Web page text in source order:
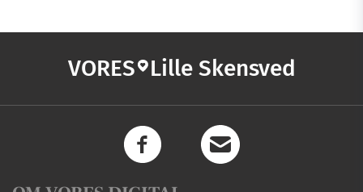
VORES Lille Skensved